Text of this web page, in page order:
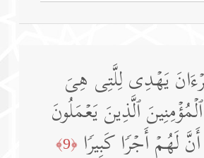
یَهۡدِی لِلَّتِی هِیَ
ٱلَّذِینَ یَعۡمَلُونَ
لَهُمۡ أَجۡرࣰا كَبِیرࣰا ﴿9﴾